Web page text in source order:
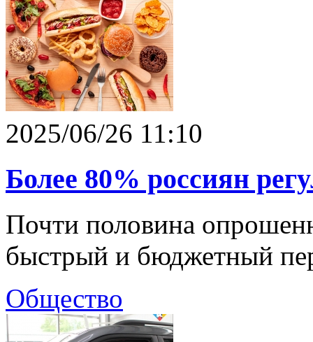
2025/06/26 11:10
Более 80% россиян
Почти половина
быстрый и бюджетный
Общество